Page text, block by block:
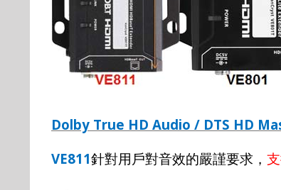
Dolby True HD Audio / DTS HD
VE811針對用戶對音效的嚴謹要求，